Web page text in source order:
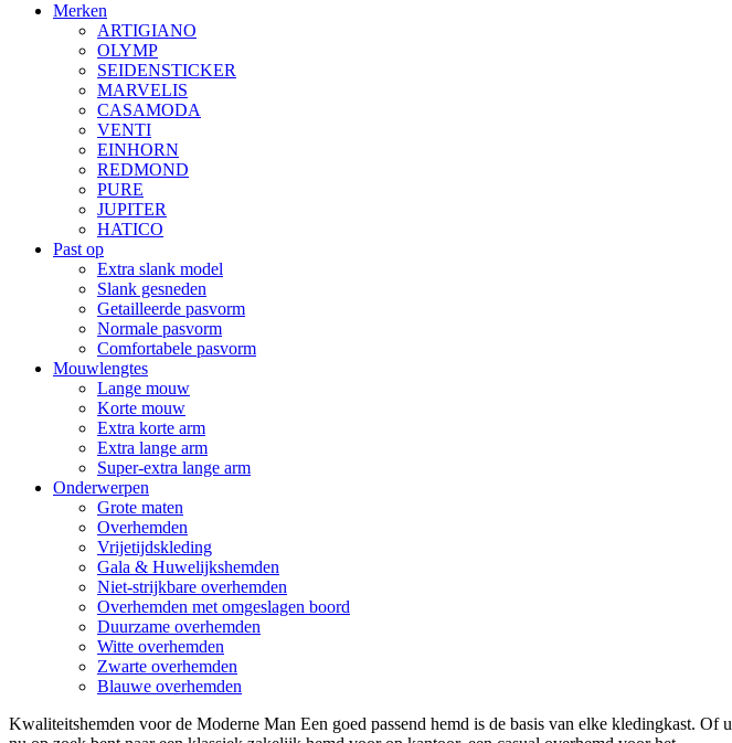
Merken
ARTIGIANO
OLYMP
SEIDENSTICKER
MARVELIS
CASAMODA
VENTI
EINHORN
REDMOND
PURE
JUPITER
HATICO
Past op
Extra slank model
Slank gesneden
Getailleerde pasvorm
Normale pasvorm
Comfortabele pasvorm
Mouwlengtes
Lange mouw
Korte mouw
Extra korte arm
Extra lange arm
Super-extra lange arm
Onderwerpen
Grote maten
Overhemden
Vrijetijdskleding
Gala & Huwelijkshemden
Niet-strijkbare overhemden
Overhemden met omgeslagen boord
Duurzame overhemden
Witte overhemden
Zwarte overhemden
Blauwe overhemden
Kwaliteitshemden voor de Moderne Man Een goed passend hemd is de basis van elke kledingkast. Of u